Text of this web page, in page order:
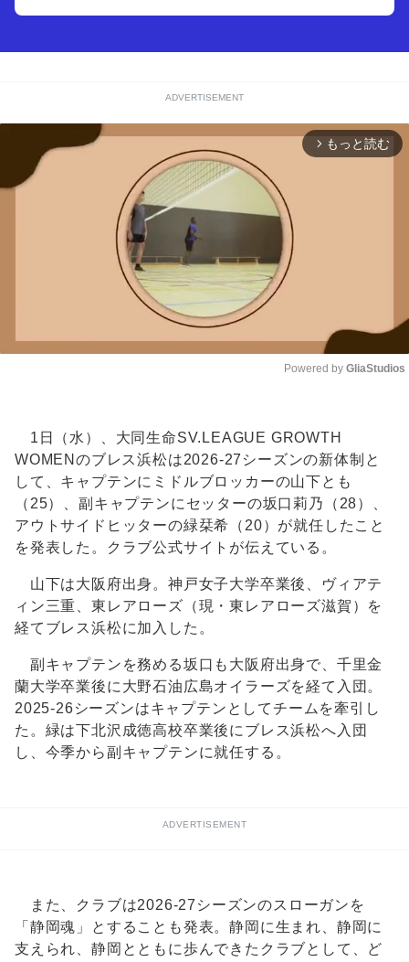
ADVERTISEMENT
arrow_forward_ios もっと読む
Powered by GliaStudios
1日（水）、大同生命SV.LEAGUE GROWTH
WOMENのブレス浜松は2026-27シーズンの新体制と
して、キャプテンにミドルブロッカーの山下とも
（25）、副キャプテンにセッターの坂口莉乃（28）、
アウトサイドヒッターの緑栞希（20）が就任したこと
を発表した。クラブ公式サイトが伝えている。
山下は大阪府出身。神戸女子大学卒業後、ヴィアテ
ィン三重、東レアローズ（現・東レアローズ滋賀）を
経てブレス浜松に加入した。
副キャプテンを務める坂口も大阪府出身で、千里金
蘭大学卒業後に大野石油広島オイラーズを経て入団。
2025-26シーズンはキャプテンとしてチームを牽引し
た。緑は下北沢成徳高校卒業後にブレス浜松へ入団
し、今季から副キャプテンに就任する。
ADVERTISEMENT
また、クラブは2026-27シーズンのスローガンを
「静岡魂」とすることも発表。静岡に生まれ、静岡に
支えられ、静岡とともに歩んできたクラブとして、ど